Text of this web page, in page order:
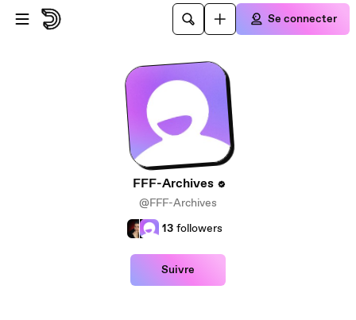
Passer au contenu principal
Se connecter
FFF-Archives
@FFF-Archives
13 followers
Suivre